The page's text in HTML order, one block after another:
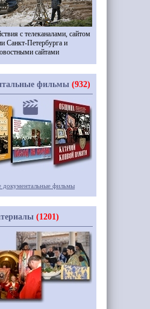
с телеканалами, сайтом
Санкт-Петербурга и
сайтами
фильмы (932)
документальные фильмы
(1201)